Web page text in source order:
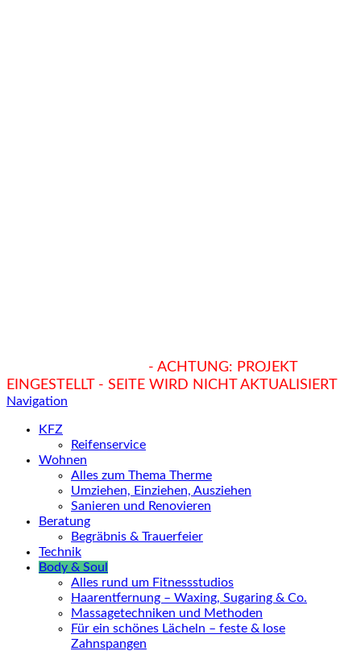
- ACHTUNG: PROJEKT
EINGESTELLT - SEITE WIRD NICHT AKTUALISIERT
Navigation
KFZ
Reifenservice
Wohnen
Alles zum Thema Therme
Umziehen, Einziehen, Ausziehen
Sanieren und Renovieren
Beratung
Begräbnis & Trauerfeier
Technik
Body & Soul
Alles rund um Fitnessstudios
Haarentfernung – Waxing, Sugaring & Co.
Massagetechniken und Methoden
Für ein schönes Lächeln – feste & lose
Zahnspangen